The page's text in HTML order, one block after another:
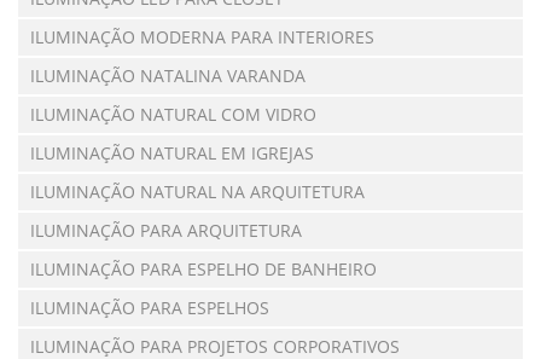
ILUMINAÇÃO MODERNA PARA INTERIORES
ILUMINAÇÃO NATALINA VARANDA
ILUMINAÇÃO NATURAL COM VIDRO
ILUMINAÇÃO NATURAL EM IGREJAS
ILUMINAÇÃO NATURAL NA ARQUITETURA
ILUMINAÇÃO PARA ARQUITETURA
ILUMINAÇÃO PARA ESPELHO DE BANHEIRO
ILUMINAÇÃO PARA ESPELHOS
ILUMINAÇÃO PARA PROJETOS CORPORATIVOS